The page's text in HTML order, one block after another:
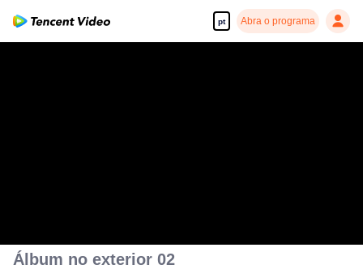
pt Abra o programa
Álbum no exterior 02